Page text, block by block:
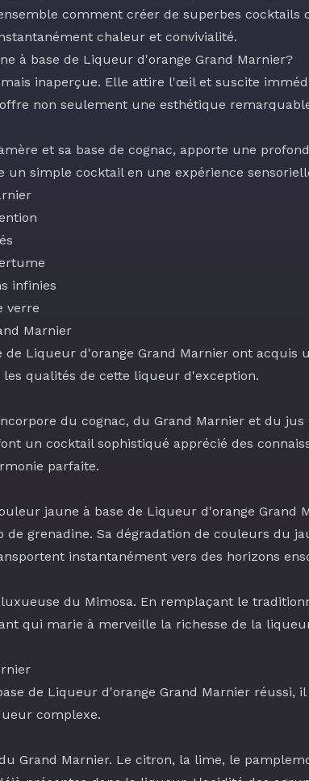
comment créer de superbes
chaleur et convivialité.
à base de Liqueur d'orange Grand Marnier?
inaperçue. Elle attire l'œil et suscite
non seulement une esthétique
et sa base de cognac, apporte une
un simple cocktail en une expérience
infinies
verre
Marnier
Liqueur d'orange Grand Marnier ont acquis
qualités de cette liqueur d'exception.
du cognac, du Grand Marnier et du jus
un cocktail sophistiqué apprécié des
parfaite.
jaune à base de Liqueur d'orange Grand
de grenadine. Sa dégradation de couleurs du
instantanément vers des horizons
du Mimosa. En remplaçant le
qui marie à merveille la richesse de la
de Liqueur d'orange Grand Marnier réussi,
complexe.
Grand Marnier. Le citron, la lime, le